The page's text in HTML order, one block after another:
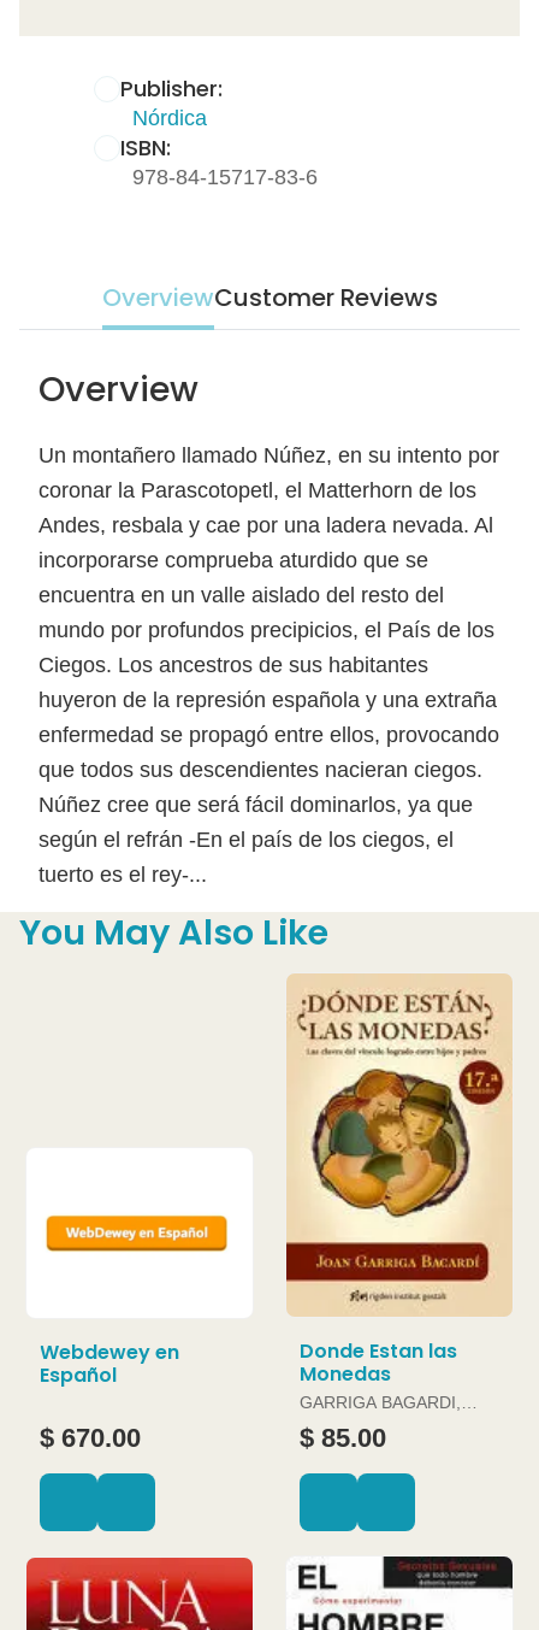
Publisher:
Nórdica
ISBN:
978-84-15717-83-6
OverviewCustomer Reviews
Overview
Un montañero llamado Núñez, en su intento por
coronar la Parascotopetl, el Matterhorn de los
Andes, resbala y cae por una ladera nevada. Al
incorporarse comprueba aturdido que se
encuentra en un valle aislado del resto del
mundo por profundos precipicios, el País de los
Ciegos. Los ancestros de sus habitantes
huyeron de la represión española y una extraña
enfermedad se propagó entre ellos, provocando
que todos sus descendientes nacieran ciegos.
Núñez cree que será fácil dominarlos, ya que
según el refrán -En el país de los ciegos, el
tuerto es el rey-...
You May Also Like
Webdewey en
Español
$ 670.00
Donde Estan las
Monedas
GARRIGA BAGARDI,
JOAN
$ 85.00